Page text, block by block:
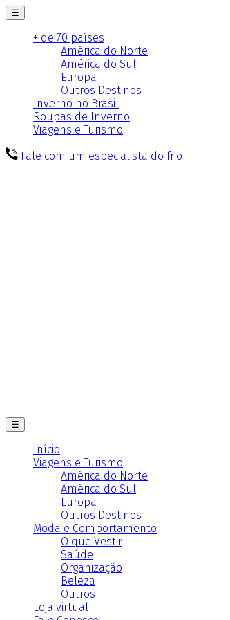
☰
+ de 70 países
América do Norte
América do Sul
Europa
Outros Destinos
Inverno no Brasil
Roupas de Inverno
Viagens e Turismo
Fale com um especialista do frio
☰
Início
Viagens e Turismo
América do Norte
América do Sul
Europa
Outros Destinos
Moda e Comportamento
O que Vestir
Saúde
Organização
Beleza
Outros
Loja virtual